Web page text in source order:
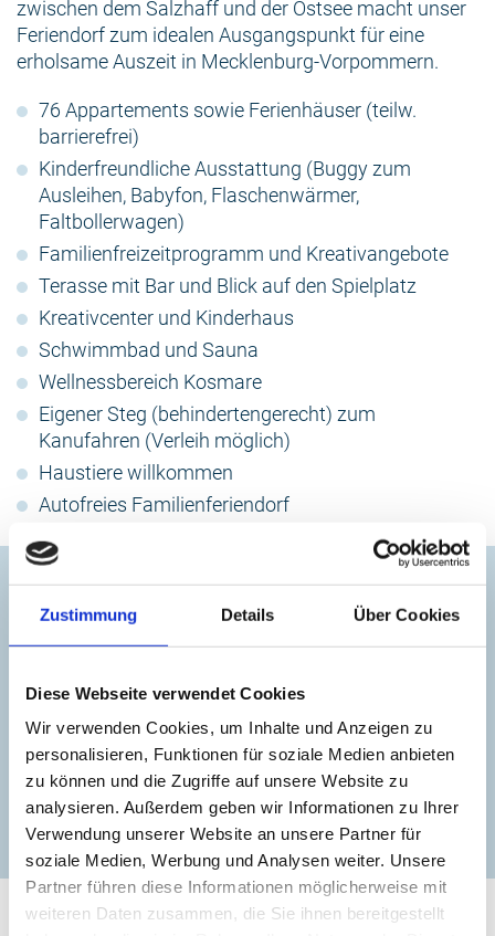
Zustimmung Details Über Cookies
Diese Webseite verwendet Cookies
Wir verwenden Cookies, um Inhalte und Anzeigen zu
personalisieren, Funktionen für soziale Medien anbieten
zu können und die Zugriffe auf unsere Website zu
analysieren. Außerdem geben wir Informationen zu Ihrer
Verwendung unserer Website an unsere Partner für
soziale Medien, Werbung und Analysen weiter. Unsere
Partner führen diese Informationen möglicherweise mit
weiteren Daten zusammen, die Sie ihnen bereitgestellt
zwischen dem Salzhaff und der Ostsee macht unser
Feriendorf zum idealen Ausgangspunkt für eine
erholsame Auszeit in Mecklenburg-Vorpommern.
76 Appartements sowie Ferienhäuser (teilw.
barrierefrei)
Kinderfreundliche Ausstattung (Buggy zum
Ausleihen, Babyfon, Flaschenwärmer,
Faltbollerwagen)
Familienfreizeitprogramm und Kreativangebote
Terasse mit Bar und Blick auf den Spielplatz
Kreativcenter und Kinderhaus
Schwimmbad und Sauna
Wellnessbereich Kosmare
Eigener Steg (behindertengerecht) zum
Kanufahren (Verleih möglich)
Haustiere willkommen
Autofreies Familienferiendorf
Kontakt
Familienferiendorf Rerik
+49 38296 72112
feriendorf@awosano.de
zur Website